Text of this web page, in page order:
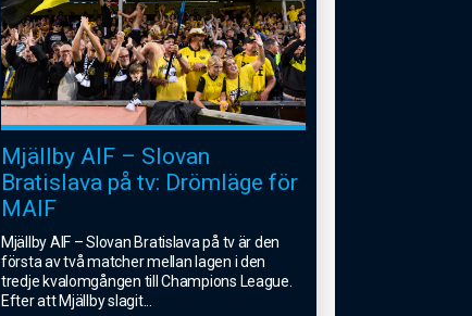
Mjällby AIF – Slovan
Bratislava på tv: Drömläge för
MAIF
Mjällby AIF – Slovan Bratislava på tv är den
första av två matcher mellan lagen i den
tredje kvalomgången till Champions League.
Efter att Mjällby slagit...